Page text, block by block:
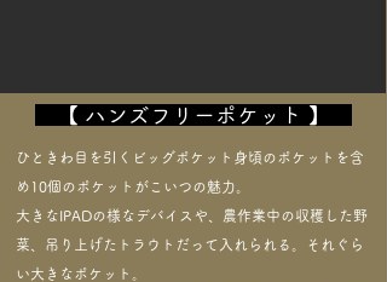
【 ハンズフリーポケット 】
ひときわ目を引くビッグポケット身頃のポケットを含
め10個のポケットがこいつの魅力。
大きなIPADの様なデバイスや、農作業中の収穫した野
菜、吊り上げたトラウトだって入れられる。それぐら
い大きなポケット。